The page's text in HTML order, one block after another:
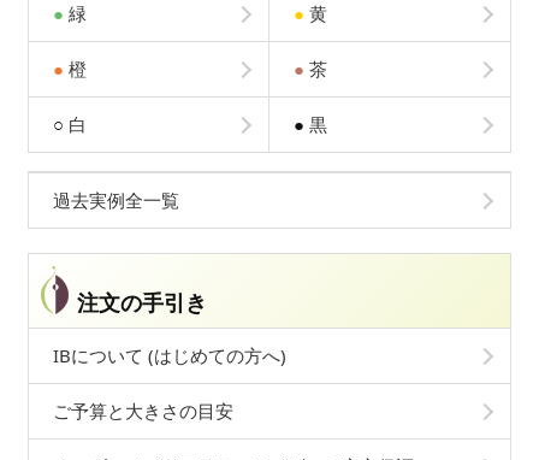
● 緑 ● 黄
● 橙 ● 茶
○ 白 ● 黒
過去実例全一覧
注文の手引き
IBについて (はじめての方へ)
ご予算と大きさの目安